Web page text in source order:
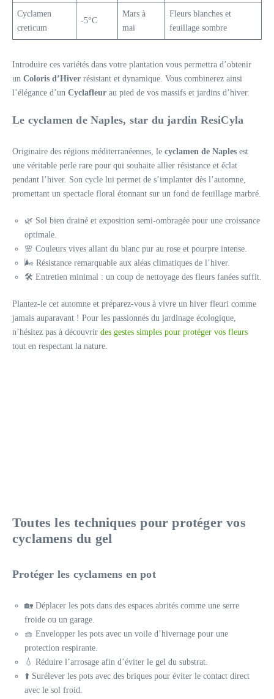
Cyclamen
creticum
-5°C
Mars à
mai
Fleurs blanches et
feuillage sombre
Introduire ces variétés dans votre plantation vous permettra d’obtenir
un Coloris d’Hiver résistant et dynamique. Vous combinerez ainsi
l’élégance d’un Cyclafleur au pied de vos massifs et jardins d’hiver.
Le cyclamen de Naples, star du jardin ResiCyla
Originaire des régions méditerranéennes, le cyclamen de Naples est
une véritable perle rare pour qui souhaite allier résistance et éclat
pendant l’hiver. Son cycle lui permet de s’implanter dès l’automne,
promettant un spectacle floral étonnant sur un fond de feuillage marbré.
🌿 Sol bien drainé et exposition semi-ombragée pour une croissance
optimale.
🌸 Couleurs vives allant du blanc pur au rose et pourpre intense.
🌬️ Résistance remarquable aux aléas climatiques de l’hiver.
🛠️ Entretien minimal : un coup de nettoyage des fleurs fanées suffit.
Plantez-le cet automne et préparez-vous à vivre un hiver fleuri comme
jamais auparavant ! Pour les passionnés du jardinage écologique,
n’hésitez pas à découvrir des gestes simples pour protéger vos fleurs
tout en respectant la nature.
Toutes les techniques pour protéger vos
cyclamens du gel
Protéger les cyclamens en pot
🏡 Déplacer les pots dans des espaces abrités comme une serre
froide ou un garage.
🧺 Envelopper les pots avec un voile d’hivernage pour une
protection respirante.
💧 Réduire l’arrosage afin d’éviter le gel du substrat.
⬆️ Surélever les pots avec des briques pour éviter le contact direct
avec le sol froid.